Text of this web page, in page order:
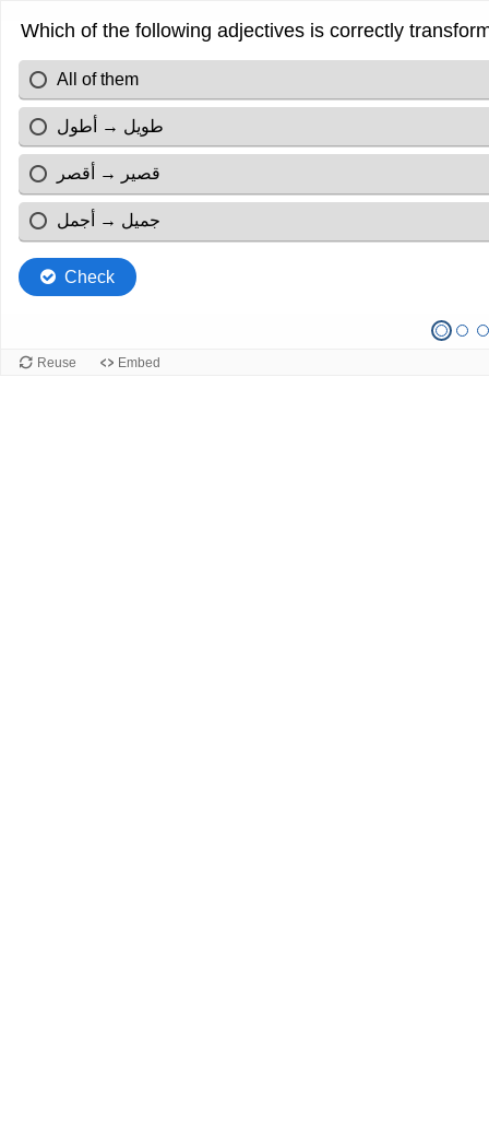
Which of the following adjectives is correctly
All of them
طويل → أطول
قصير → أقصر
جميل → أجمل
Check
Reuse Embed